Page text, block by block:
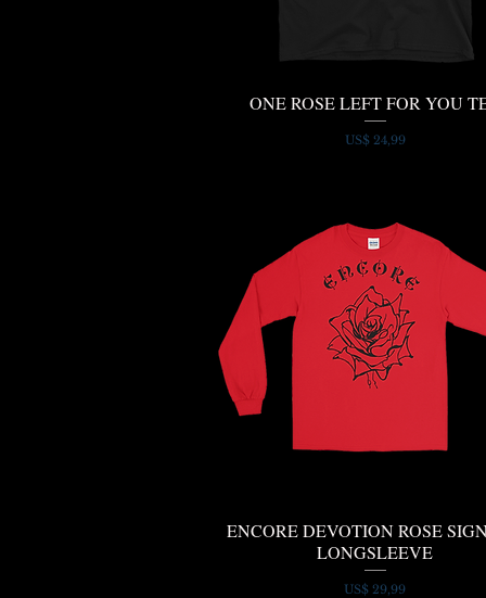
Snel overzicht
ONE ROSE LEFT FOR YOU
Prijs
US$ 24,99
Snel overzicht
ENCORE DEVOTION ROSE
LONGSLEEVE
Prijs
US$ 29,99